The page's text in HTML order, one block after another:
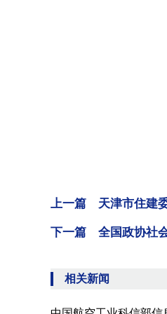
上一篇 天津市住建
下一篇 全国政协社
相关新闻